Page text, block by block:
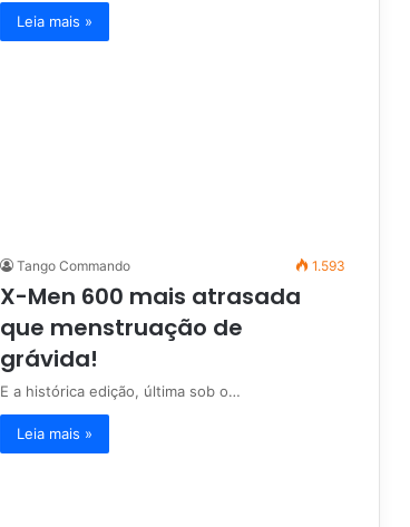
Leia mais »
Tango Commando 1.593
X-Men 600 mais atrasada
que menstruação de
grávida!
E a histórica edição, última sob o…
Leia mais »